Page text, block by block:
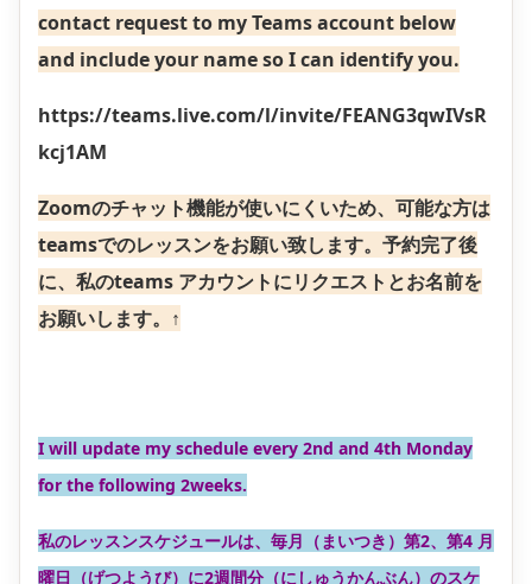
contact request to my Teams account below
and include your name so I can identify you.
https://teams.live.com/l/invite/FEANG3qwIVsR
kcj1AM
Zoomのチャット機能が使いにくいため、可能な方は
teamsでのレッスンをお願い致します。予約完了後
に、私のteams アカウントにリクエストとお名前を
お願いします。↑
I will update my schedule every 2nd and 4th Monday
for the following 2weeks.
私のレッスンスケジュールは、毎月（まいつき）第2、第4 月
曜日（げつようび）に2週間分（にしゅうかんぶん）のスケ